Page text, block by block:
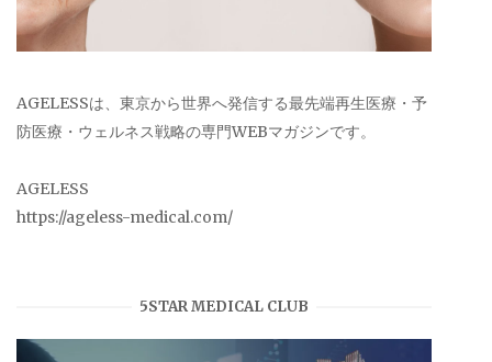
AGELESSは、東京から世界へ発信する最先端再生医療・予
防医療・ウェルネス戦略の専門WEBマガジンです。
AGELESS
https://ageless-medical.com/
5STAR MEDICAL CLUB